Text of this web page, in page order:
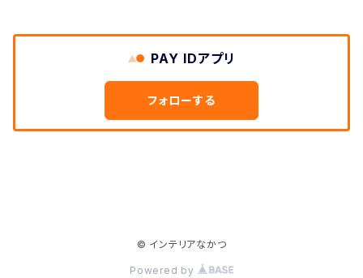
PAY IDアプリ
フォローする
© インテリアなかつ
Powered by